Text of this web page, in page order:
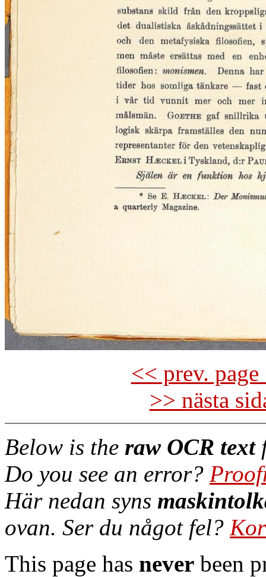
<< prev.
>> nästa
Below is the raw OCR text
Do you see an error?
Här nedan syns
ovan. Ser du något fel?
This page has never been